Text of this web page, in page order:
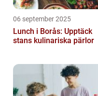
06 september 2025
Lunch i Borås: Upptäck
stans kulinariska pärlor